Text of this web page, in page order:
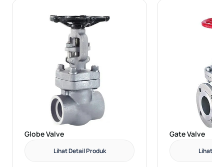
Globe Valve
Lihat Detail Produk
Gate Valve
Lihat